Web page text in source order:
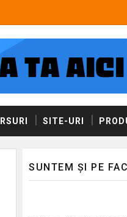
SITE-URI
SUNTEM ȘI PE